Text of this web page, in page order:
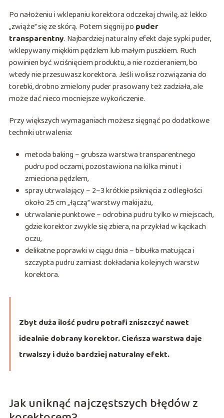
Po nałożeniu i wklepaniu korektora odczekaj chwilę, aż lekko
„zwiąże” się ze skórą. Potem sięgnij po puder
transparentny. Najbardziej naturalny efekt daje sypki puder,
wklepywany miękkim pędzlem lub małym puszkiem. Ruch
powinien być wciśnięciem produktu, a nie rozcieraniem, bo
wtedy nie przesuwasz korektora. Jeśli wolisz rozwiązania do
torebki, drobno zmielony puder prasowany też zadziała, ale
może dać nieco mocniejsze wykończenie.
Przy większych wymaganiach możesz sięgnąć po dodatkowe
techniki utrwalenia:
metoda baking – grubsza warstwa transparentnego
pudru pod oczami, pozostawiona na kilka minut i
zmieciona pędzlem,
spray utrwalający – 2–3 krótkie psiknięcia z odległości
około 25 cm „łączą” warstwy makijażu,
utrwalanie punktowe – odrobina pudru tylko w miejscach,
gdzie korektor zwykle się zbiera, na przykład w kącikach
oczu,
delikatne poprawki w ciągu dnia – bibułka matująca i
szczypta pudru zamiast dokładania kolejnych warstw
korektora.
Zbyt duża ilość pudru potrafi zniszczyć nawet
idealnie dobrany korektor. Cieńsza warstwa daje
trwalszy i dużo bardziej naturalny efekt.
Jak uniknąć najczęstszych błędów z